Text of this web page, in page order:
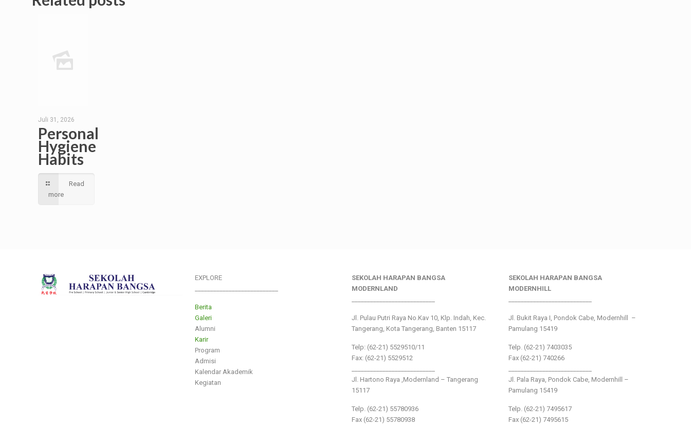
Juli 31, 2026
Personal
Hygiene
Habits
Read
more
EXPLORE
Berita
Galeri
Alumni
Karir
Program
Admisi
Kalendar Akademik
Kegiatan
SEKOLAH HARAPAN BANGSA
MODERNLAND
Jl. Pulau Putri Raya No.Kav 10, Klp. Indah, Kec.
Tangerang, Kota Tangerang, Banten 15117
Telp: (62-21) 5529510/11
Fax: (62-21) 5529512
Jl. Hartono Raya ,Modernland – Tangerang
15117
Telp. (62-21) 55780936
Fax (62-21) 55780938
SEKOLAH HARAPAN BANGSA
MODERNHILL
Jl. Bukit Raya I, Pondok Cabe, Modernhill –
Pamulang 15419
Telp. (62-21) 7403035
Fax (62-21) 740266
Jl. Pala Raya, Pondok Cabe, Modernhill –
Pamulang 15419
Telp. (62-21) 7495617
Fax (62-21) 7495615